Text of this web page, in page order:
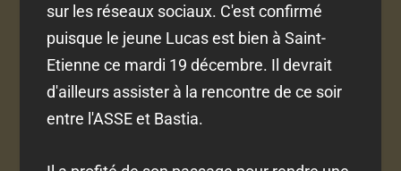
sur les réseaux sociaux. C'est confirmé
puisque le jeune Lucas est bien à Saint-
Etienne ce mardi 19 décembre. Il devrait
d'ailleurs assister à la rencontre de ce soir
entre l'ASSE et Bastia.